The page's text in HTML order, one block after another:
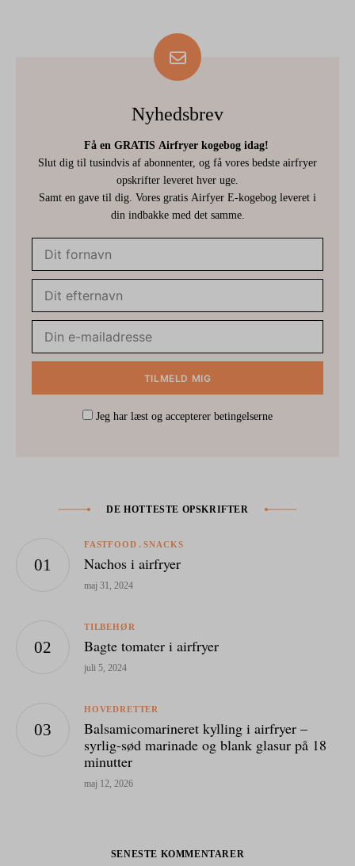
Nyhedsbrev
Få en GRATIS Airfryer kogebog idag!
Slut dig til tusindvis af abonnenter, og få vores bedste airfryer
opskrifter leveret hver uge.
Samt en gave til dig. Vores gratis Airfyer E-kogebog leveret i
din indbakke med det samme.
Jeg har læst og accepterer betingelserne
DE HOTTESTE OPSKRIFTER
FASTFOOD SNACKS
Nachos i airfryer
maj 31, 2024
TILBEHØR
Bagte tomater i airfryer
juli 5, 2024
HOVEDRETTER
Balsamicomarineret kylling i airfryer –
syrlig-sød marinade og blank glasur på 18
minutter
maj 12, 2026
SENESTE KOMMENTARER